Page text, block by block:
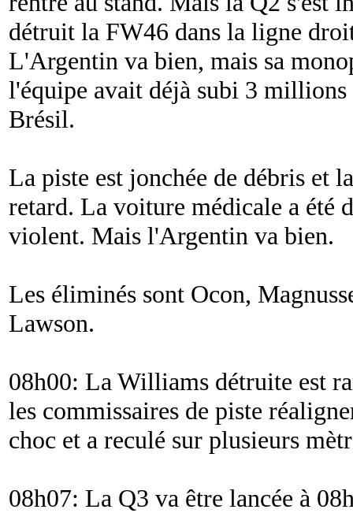
détruit la FW46 dans la ligne
L'Argentin va bien, mais sa
l'équipe avait déjà subi 3 millions
Brésil.
La piste est jonchée de débris et
retard. La voiture médicale a été
violent. Mais l'Argentin va bien.
Les éliminés sont Ocon,
Lawson.
08h00: La Williams détruite est
les commissaires de piste
choc et a reculé sur plusieurs
08h07: La Q3 va être lancée à